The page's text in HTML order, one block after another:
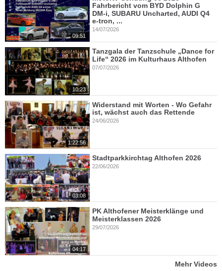
09:51
Fahrbericht vom BYD Dolphin G
DM-i, SUBARU Uncharted, AUDI Q4
e-tron, ...
14/07/2026
10:23
Tanzgala der Tanzschule „Dance for
Life“ 2026 im Kulturhaus Althofen
07/07/2026
1:22:56
Widerstand mit Worten - Wo Gefahr
ist, wächst auch das Rettende
24/06/2026
03:08
Stadtparkkirchtag Althofen 2026
22/06/2026
04:17
PK Althofener Meisterklänge und
Meisterklassen 2026
29/07/2026
Mehr Videos